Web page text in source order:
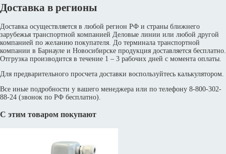
Доставка в регионы
Доставка осуществляется в любой регион РФ и страны ближнего
зарубежья транспортной компанией Деловые линии или любой другой
компанией по желанию покупателя. До терминала транспортной
компании в Барнауле и Новосибирске продукция доставляется бесплатно.
Отгрузка производится в течение 1 – 3 рабочих дней с момента оплаты.
Для предварительного просчета доставки воспользуйтесь калькулятором.
Все иные подробности у вашего менеджера или по телефону 8-800-302-
88-24 (звонок по РФ бесплатно).
С этим товаром покупают